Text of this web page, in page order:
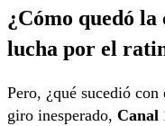
¿Cómo quedó la
lucha por el
Pero, ¿qué sucedió
giro inesperado, Canal